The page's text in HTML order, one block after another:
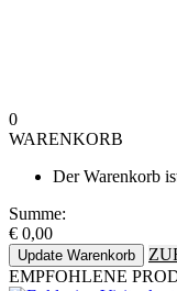
0
WARENKORB
Der Warenkorb
Summe:
€ 0,00
Update Warenkorb
EMPFOHLENE